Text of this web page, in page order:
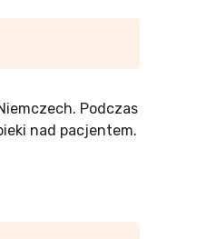
Podczas
nad pacjentem.